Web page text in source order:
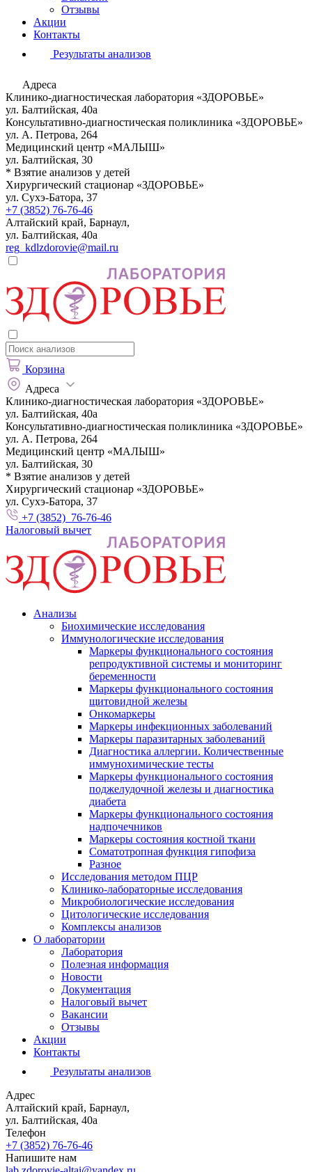
Отзывы
Акции
Контакты
Результаты анализов
Адреса
Клинико-диагностическая лаборатория «ЗДОРОВЬЕ»
ул. Балтийская, 40а
Консультативно-диагностическая поликлиника «ЗДОРОВЬЕ»
ул. А. Петрова, 264
Медицинский центр «МАЛЫШ»
ул. Балтийская, 30
* Взятие анализов у детей
Хирургический стационар «ЗДОРОВЬЕ»
ул. Сухэ-Батора, 37
+7 (3852) 76-76-46
Алтайский край, Барнаул,
ул. Балтийская, 40а
reg_kdlzdorovie@mail.ru
Корзина
Адреса
Клинико-диагностическая лаборатория «ЗДОРОВЬЕ»
ул. Балтийская, 40а
Консультативно-диагностическая поликлиника «ЗДОРОВЬЕ»
ул. А. Петрова, 264
Медицинский центр «МАЛЫШ»
ул. Балтийская, 30
* Взятие анализов у детей
Хирургический стационар «ЗДОРОВЬЕ»
ул. Сухэ-Батора, 37
+7 (3852) 76-76-46
Налоговый вычет
Анализы
Биохимические исследования
Иммунологические исследования
Маркеры функционального состояния
репродуктивной системы и мониторинг
беременности
Маркеры функционального состояния
щитовидной железы
Онкомаркеры
Маркеры инфекционных заболеваний
Маркеры паразитарных заболеваний
Диагностика аллергии. Количественные
иммунохимические тесты
Маркеры функционального состояния
поджелудочной железы и диагностика
диабета
Маркеры функционального состояния
надпочечников
Маркеры состояния костной ткани
Соматотропная функция гипофиза
Разное
Исследования методом ПЦР
Клинико-лабораторные исследования
Микробиологические исследования
Цитологические исследования
Комплексы анализов
О лаборатории
Лаборатория
Полезная информация
Новости
Документация
Налоговый вычет
Вакансии
Отзывы
Акции
Контакты
Результаты анализов
Адрес
Алтайский край, Барнаул,
ул. Балтийская, 40а
Телефон
+7 (3852) 76-76-46
Напишите нам